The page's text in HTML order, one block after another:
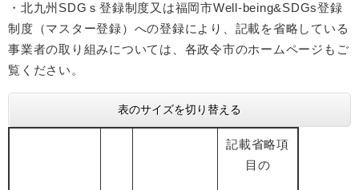
・北九州SDGｓ登録制度又は福岡市Well-being&SDGs登録
制度（マスター登録）への登録により、記載を省略している
事業者の取り組みについては、各政令市のホームページもご
覧ください。
表のサイズを切り替える
記載省略項
目の